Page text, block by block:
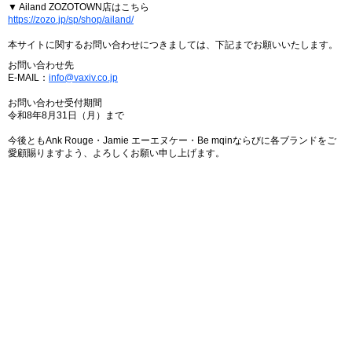
▼ Ailand ZOZOTOWN店はこちら
https://zozo.jp/sp/shop/ailand/
本サイトに関するお問い合わせにつきましては、下記までお願いいたします。
お問い合わせ先
E-MAIL： info@vaxiv.co.jp
お問い合わせ受付期間
令和8年8月31日（月）まで
今後ともAnk Rouge・Jamie エーエヌケー・Be mqinならびに各ブランドをご
愛顧賜りますよう、よろしくお願い申し上げます。